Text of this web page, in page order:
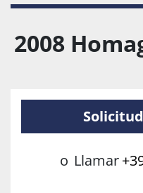
2008
o Llamar